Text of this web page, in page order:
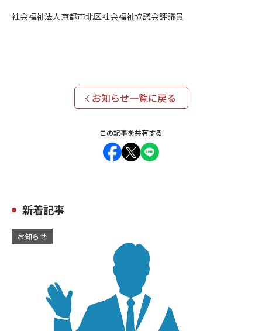
社会福祉法人京都市北区社会福祉協議会評議員
お知らせ一覧に戻る
この記事を共有する
新着記事
お知らせ